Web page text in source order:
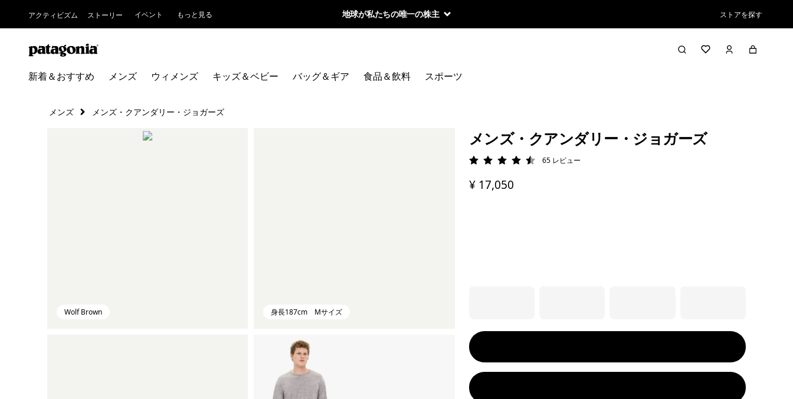
アクティビズム ストーリー イベント もっと見る 地球が私たちの唯一の株主 ストアを探す
新着＆おすすめ メンズ ウィメンズ キッズ＆ベビー バッグ＆ギア 食品＆飲料 スポーツ
メンズ メンズ・クアンダリー・ジョガーズ
Wolf Brown 身長187cm Mサイズ
メンズ・クアンダリー・ジョガーズ
評価: 4.5 / 5
65 レビュー
¥ 17,050